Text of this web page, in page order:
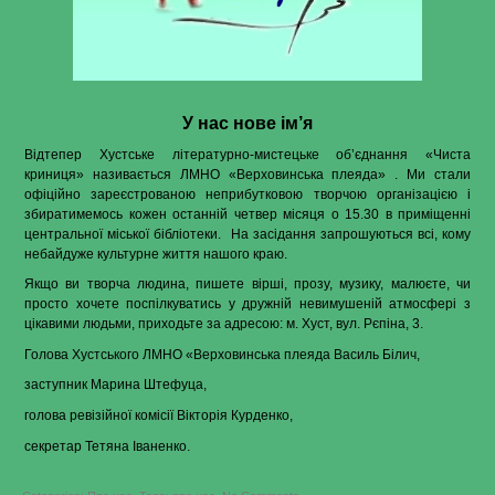
У нас нове ім’я
Відтепер Хустське літературно-мистецьке об’єднання «Чиста
криниця» називається ЛМНО «Верховинська плеяда» . Ми стали
офіційно зареєстрованою неприбутковою творчою організацією і
збиратимемось кожен останній четвер місяця о 15.30 в приміщенні
центральної міської бібліотеки.
На засідання запрошуються всі, кому
небайдуже культурне життя нашого краю.
Якщо ви творча людина, пишете вірші, прозу, музику, малюєте, чи
просто хочете поспілкуватись у дружній невимушеній атмосфері з
цікавими людьми, приходьте за адресою: м. Хуст, вул. Рєпіна, 3.
Голова Хустського ЛМНО «Верховинська плеяда Василь Білич,
заступник Марина Штефуца,
голова ревізійної комісії Вікторія Курденко,
секретар Тетяна Іваненко.